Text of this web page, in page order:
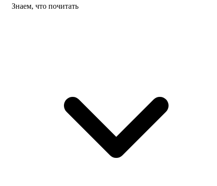
Знаем, что почитать